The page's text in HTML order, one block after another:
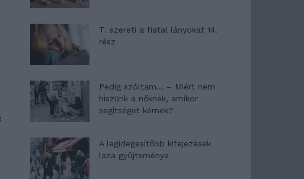
T. szereti a fiatal lányokat 14.
rész
Pedig szóltam… – Miért nem
hiszünk a nőknek, amikor
segítséget kérnek?
A legidegesítőbb kifejezések
laza gyűjteménye